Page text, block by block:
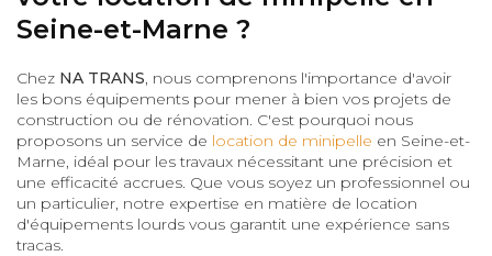
Seine-et-Marne ?
Chez NA TRANS, nous comprenons l'importance d'avoir
les bons équipements pour mener à bien vos projets de
construction ou de rénovation. C'est pourquoi nous
proposons un service de location de minipelle en Seine-et-
Marne, idéal pour les travaux nécessitant une précision et
une efficacité accrues. Que vous soyez un professionnel ou
un particulier, notre expertise en matière de location
d'équipements lourds vous garantit une expérience sans
tracas.